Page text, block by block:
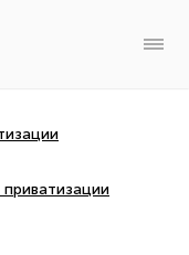
приватизации